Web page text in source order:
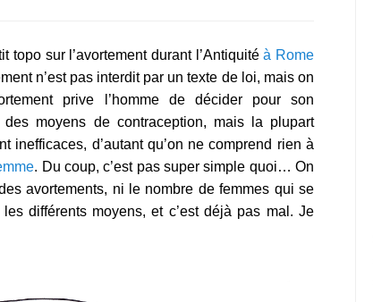
topo sur l’avortement durant l’Antiquitéà Rome
n’est pas interdit par un texte de loi, mais on
prive l’homme de décider pour son
des moyens de contraception, mais la plupart
inefficaces, d’autant qu’on ne comprend rien à
. Du coup, c’est pas super simple quoi… On
avortements, ni le nombre de femmes qui se
différents moyens, et c’est déjà pas mal. Je